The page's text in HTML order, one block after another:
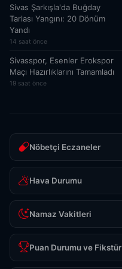
Sivas Şarkışla'da Buğday
Tarlası Yangını: 20 Dönüm
Yandı
14 saat önce
Sivasspor, Esenler Erokspor
Maçı Hazırlıklarını Tamamladı
19 saat önce
Nöbetçi Eczaneler
Hava Durumu
Namaz Vakitleri
Puan Durumu ve Fikstür